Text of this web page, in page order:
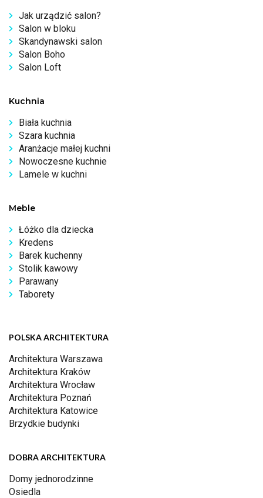
Jak urządzić salon?
Salon w bloku
Skandynawski salon
Salon Boho
Salon Loft
Kuchnia
Biała kuchnia
Szara kuchnia
Aranżacje małej kuchni
Nowoczesne kuchnie
Lamele w kuchni
Meble
Łóżko dla dziecka
Kredens
Barek kuchenny
Stolik kawowy
Parawany
Taborety
POLSKA ARCHITEKTURA
Architektura Warszawa
Architektura Kraków
Architektura Wrocław
Architektura Poznań
Architektura Katowice
Brzydkie budynki
DOBRA ARCHITEKTURA
Domy jednorodzinne
Osiedla